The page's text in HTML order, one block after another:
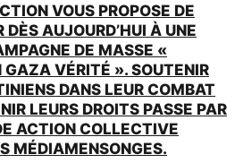
VOUS PROPOSE DE
DÈS AUJOURD’HUI À UNE
DE MASSE «
GAZA VÉRITÉ ». SOUTENIR
DANS LEUR COMBAT
LEURS DROITS PASSE PAR
ACTION COLLECTIVE
MÉDIAMENSONGES.